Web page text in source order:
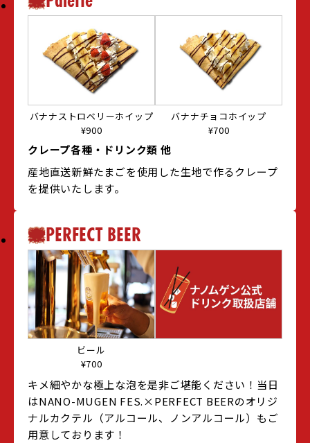
バナナストロベリーホイップ
¥900
バナナチョコホイップ
¥700
クレープ各種・ドリンク類 他
産地直送新鮮たまごを使用した生地で作るクレープ
を提供いたします。
PERFECT BEER
ビール
¥700
キメ細やかな極上な泡を是非ご堪能ください！当日
はNANO-MUGEN FES.×PERFECT BEERのオリジ
ナルカクテル（アルコール、ノンアルコール）もご
用意しております！